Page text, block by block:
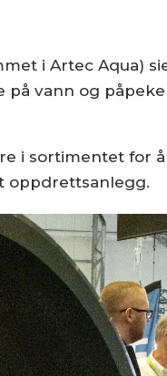
i Artec Aqua)
vann og
i sortimentet for
oppdrettsanlegg.